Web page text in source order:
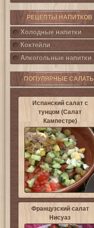
РЕЦЕПТЫ НАПИТКОВ
Холодные напитки
Коктейли
Алкогольные напитки
ПОПУЛЯРНЫЕ САЛАТЫ
Испанский салат с
тунцом (Салат
Кампестре)
Французский салат
Нисуаз